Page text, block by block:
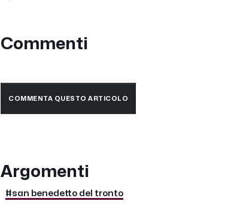
Commenti
COMMENTA QUESTO ARTICOLO
Argomenti
#san benedetto del tronto